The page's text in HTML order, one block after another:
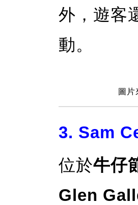
外，遊客
動。
圖
3. Sam
位於牛仔
Glen